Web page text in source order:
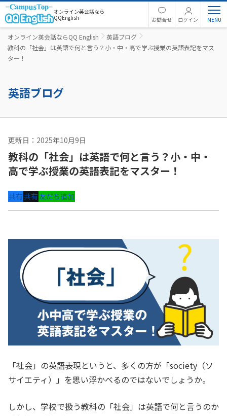
オンライン英会話なら
QQEnglish
お問合せ ログイン
オンライン英会話ならQQ English
英語ブログ
教科の「社会」は英語で何と言う？小・中・高で学ぶ授業の英語表記をマス
ター！
英語ブログ
更新日：2025年10月9日
教科の「社会」は英語で何と言う？小・中・
高で学ぶ授業の英語表記をマスター！
共有共有友だち追加
「社会」の英語表現というと、多くの方が「society（ソ
サイエティ）」を思い浮かべるのではないでしょうか。
しかし、学校で扱う教科の「社会」は英語で何と言うのか